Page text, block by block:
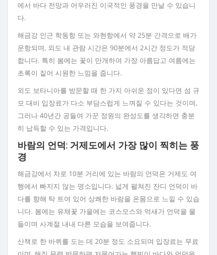
에서 바다 전망과 어우러진 이국적인 풍경을 만날 수 있습니
다.
해금강 인근 학동항 또는 와현항에서 약 25분 간격으로 배가
운항되며, 외도 내 관람 시간은 90분에서 2시간 정도가 적당
합니다. 특히 봄에는 꽃이 만개하여 가장 아름답고 여름에는
초록이 짙어 시원한 느낌을 줍니다.
외도 보타니아를 방문할 때 한 가지 아쉬운 점이 있다면 섬 규
모 대비 입장료가 다소 부담스럽게 느껴질 수 있다는 것이며,
그러나 40년간 공들여 가꾼 정원의 완성도를 생각하면 충분
히 납득할 수 있는 가격입니다.
바람의 언덕: 거제도에서 가장 많이 찍히는 풍
경
해금강에서 차로 10분 거리에 있는 바람의 언덕은 거제도 여
행에서 빠지지 않는 명소입니다. 넓게 펼쳐진 잔디 언덕이 바
다를 향해 탁 트여 있어 상쾌한 바람을 온몸으로 느낄 수 있습
니다. 봄에는 유채꽃 가을에는 코스모스와 억새가 언덕을 물
들이며 사계절 내내 다른 모습을 보여줍니다.
산책로 한 바퀴를 도는 데 20분 정도 소요되며 입장료는 무료